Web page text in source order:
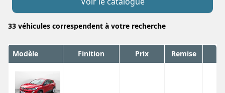
33 véhicules correspendent à votre recherche
Modèle Finition Prix Remise